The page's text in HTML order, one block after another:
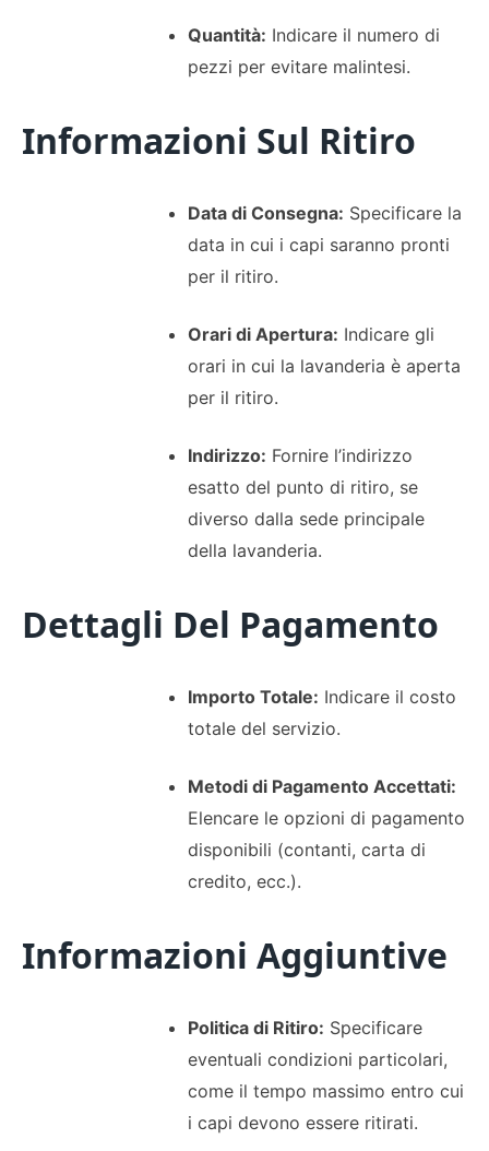
Quantità: Indicare il numero di
pezzi per evitare malintesi.
Informazioni Sul Ritiro
Data di Consegna: Specificare la
data in cui i capi saranno pronti
per il ritiro.
Orari di Apertura: Indicare gli
orari in cui la lavanderia è aperta
per il ritiro.
Indirizzo: Fornire l’indirizzo
esatto del punto di ritiro, se
diverso dalla sede principale
della lavanderia.
Dettagli Del Pagamento
Importo Totale: Indicare il costo
totale del servizio.
Metodi di Pagamento Accettati:
Elencare le opzioni di pagamento
disponibili (contanti, carta di
credito, ecc.).
Informazioni Aggiuntive
Politica di Ritiro: Specificare
eventuali condizioni particolari,
come il tempo massimo entro cui
i capi devono essere ritirati.